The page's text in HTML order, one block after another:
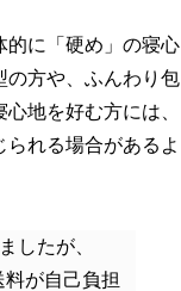
的に「硬め」の寝心
の方や、ふんわり包
地を好む方には、
られる場合があるよ
したが、
料が自己負担